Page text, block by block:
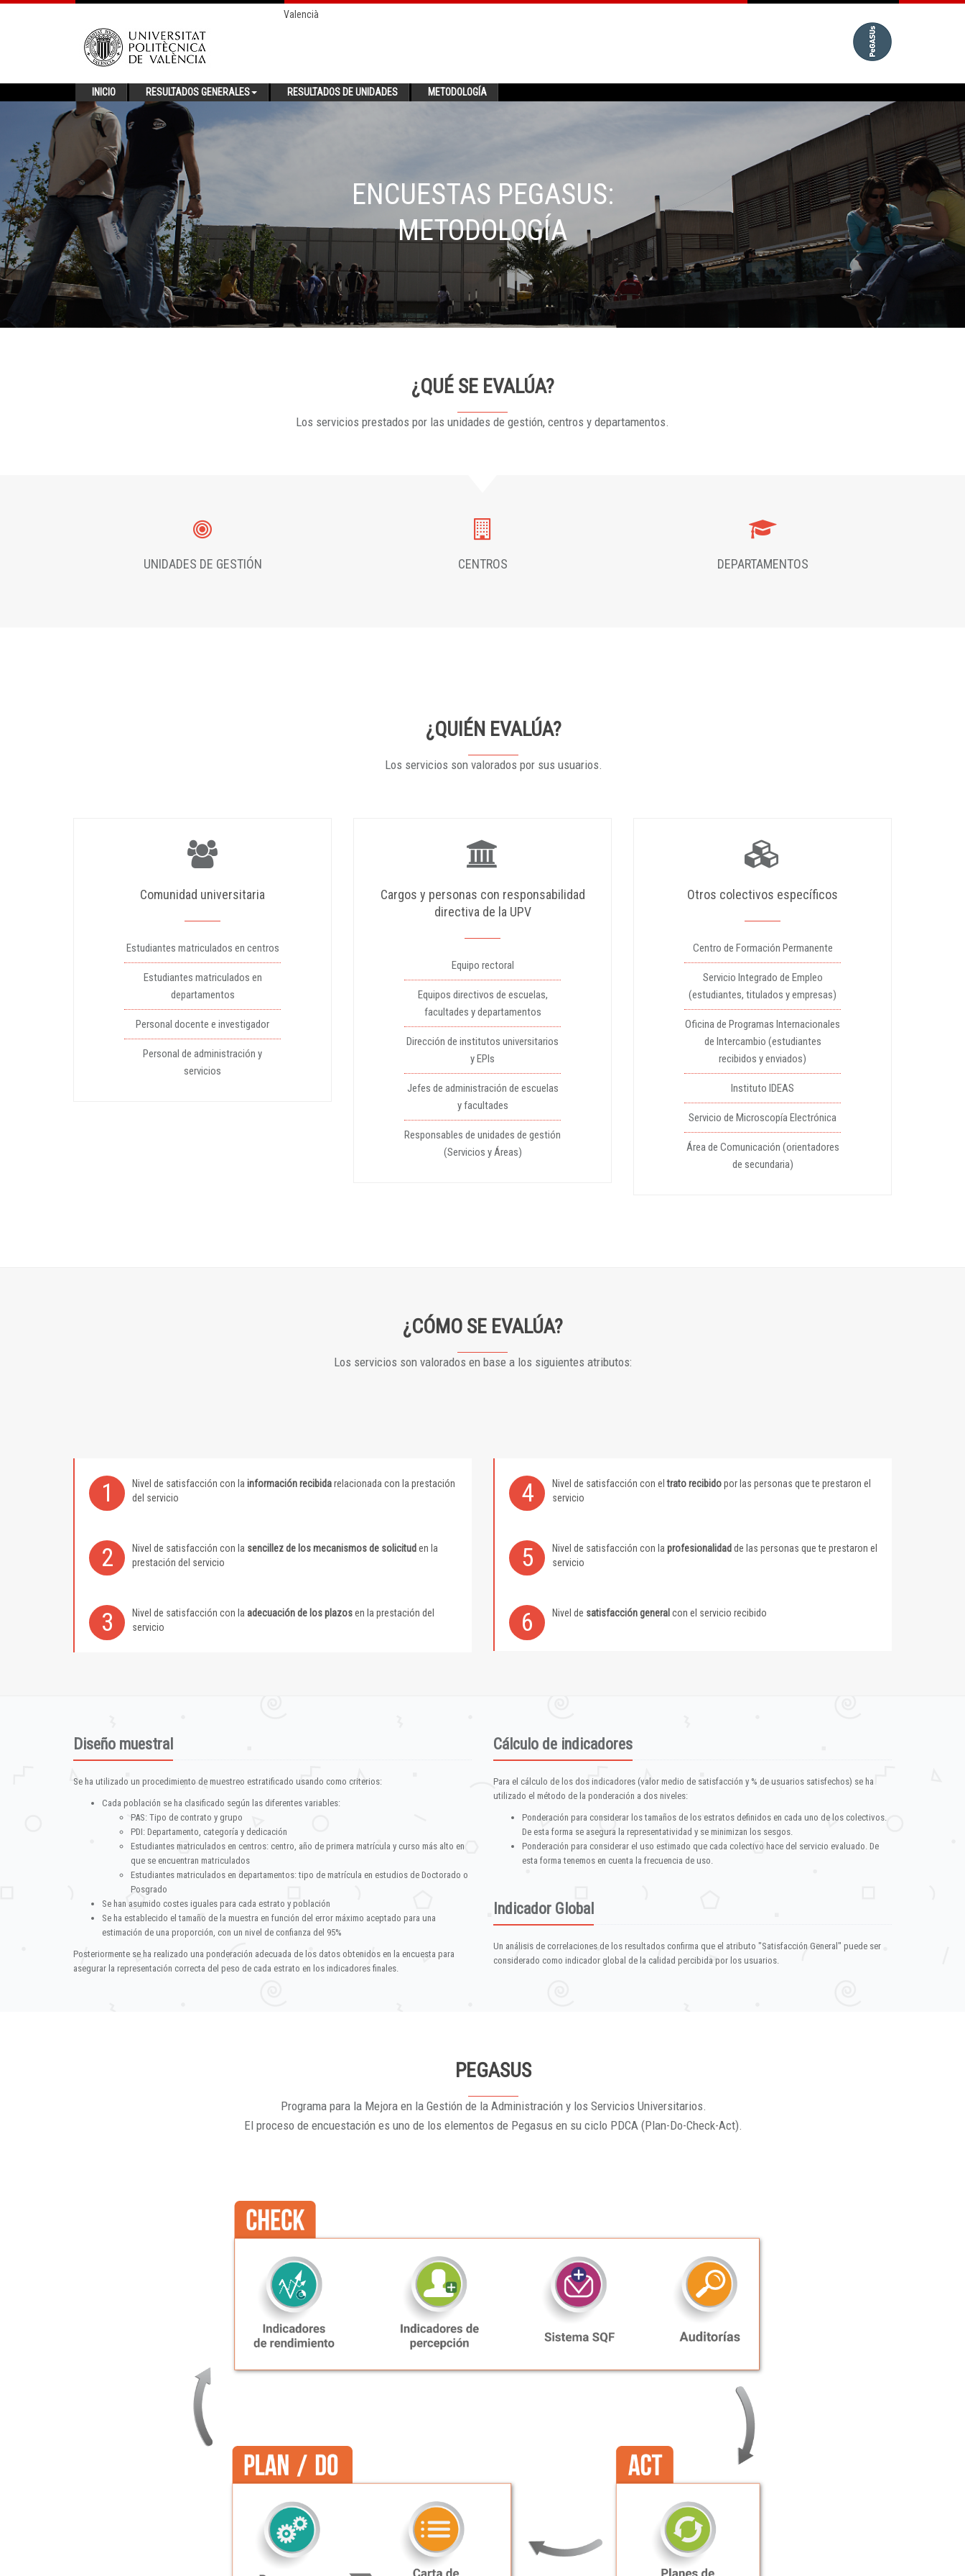
Valencià
INICIO RESULTADOS GENERALES RESULTADOS DE UNIDADES METODOLOGÍA
ENCUESTAS PEGASUS:
METODOLOGÍA
¿QUÉ SE EVALÚA?
Los servicios prestados por las unidades de gestión, centros y departamentos.
UNIDADES DE GESTIÓN CENTROS DEPARTAMENTOS
¿QUIÉN EVALÚA?
Los servicios son valorados por sus usuarios.
Comunidad universitaria
Estudiantes matriculados en centros
Estudiantes matriculados en
departamentos
Personal docente e investigador
Personal de administración y
servicios
Cargos y personas con responsabilidad
directiva de la UPV
Equipo rectoral
Equipos directivos de escuelas,
facultades y departamentos
Dirección de institutos universitarios
y EPIs
Jefes de administración de escuelas
y facultades
Responsables de unidades de gestión
(Servicios y Áreas)
Otros colectivos específicos
Centro de Formación Permanente
Servicio Integrado de Empleo
(estudiantes, titulados y empresas)
Oficina de Programas Internacionales
de Intercambio (estudiantes
recibidos y enviados)
Instituto IDEAS
Servicio de Microscopía Electrónica
Área de Comunicación (orientadores
de secundaria)
¿CÓMO SE EVALÚA?
Los servicios son valorados en base a los siguientes atributos:
1 Nivel de satisfacción con la información recibidarelacionada con la prestación
del servicio
4 Nivel de satisfacción con eltrato recibidopor las personas que te prestaron el
servicio
2 Nivel de satisfacción con la sencillez de los mecanismos de solicitud en la
prestación del servicio
5 Nivel de satisfacción con la profesionalidad de las personas que te prestaron el
servicio
3 Nivel de satisfacción con la adecuación de los plazosen la prestación del
servicio
6 Nivel de satisfacción general con el servicio recibido
Diseño muestral
Se ha utilizado un procedimiento de muestreo estratificado usando como criterios:
Cada población se ha clasificado según las diferentes variables:
PAS: Tipo de contrato y grupo
PDI: Departamento, categoría y dedicación
Estudiantes matriculados en centros: centro, año de primera matrícula y curso más alto en
que se encuentran matriculados
Estudiantes matriculados en departamentos: tipo de matrícula en estudios de Doctorado o
Posgrado
Se han asumido costes iguales para cada estrato y población
Se ha establecido el tamaño de la muestra en función del error máximo aceptado para una
estimación de una proporción, con un nivel de confianza del 95%
Posteriormente se ha realizado una ponderación adecuada de los datos obtenidos en la encuesta para
asegurar la representación correcta del peso de cada estrato en los indicadores finales.
Cálculo de indicadores
Para el cálculo de los dos indicadores (valor medio de satisfacción y % de usuarios satisfechos) se ha
utilizado el método de la ponderación a dos niveles:
Ponderación para considerar los tamaños de los estratos definidos en cada uno de los colectivos.
De esta forma se asegura la representatividad y se minimizan los sesgos.
Ponderación para considerar el uso estimado que cada colectivo hace del servicio evaluado. De
esta forma tenemos en cuenta la frecuencia de uso.
Indicador Global
Un análisis de correlaciones de los resultados confirma que el atributo "Satisfacción General" puede ser
considerado como indicador global de la calidad percibida por los usuarios.
PEGASUS
Programa para la Mejora en la Gestión de la Administración y los Servicios Universitarios.
El proceso de encuestación es uno de los elementos de Pegasus en su ciclo PDCA (Plan-Do-Check-Act).